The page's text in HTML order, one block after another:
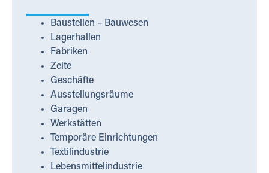
Baustellen – Bauwesen
Lagerhallen
Fabriken
Zelte
Geschäfte
Ausstellungsräume
Garagen
Werkstätten
Temporäre Einrichtungen
Textilindustrie
Lebensmittelindustrie